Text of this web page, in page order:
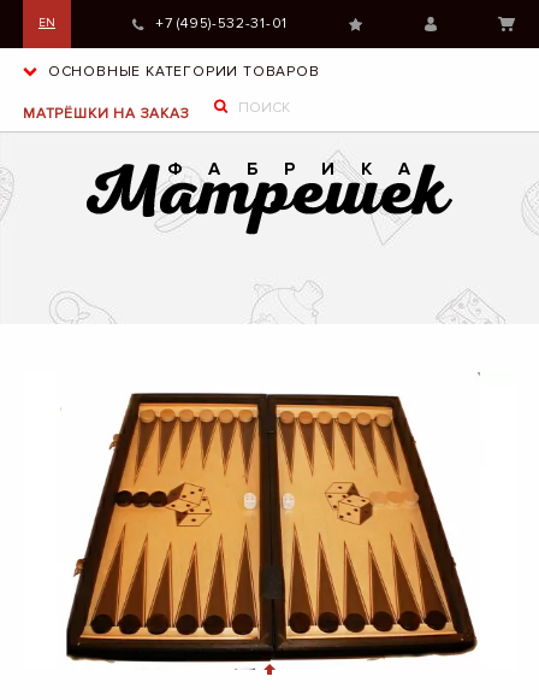
EN +7 (495)-532-31-01
ОСНОВНЫЕ КАТЕГОРИИ ТОВАРОВ
МАТРЁШКИ НА ЗАКАЗ